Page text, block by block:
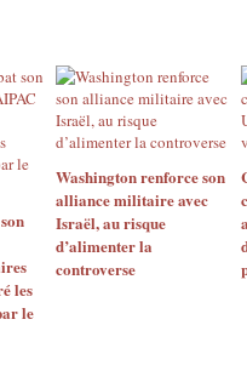
les
le
Washington renforce son
alliance militaire avec
Israël, au risque
d’alimenter la
controverse